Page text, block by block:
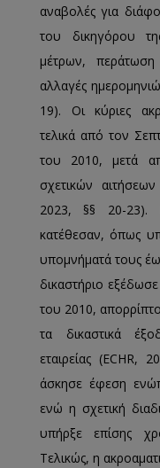
αναβολές για
του δικηγόρου
μέτρων, περάτωση
αλλαγές
19). Οι κύριες
τελικά από τον
του 2010, μετά
σχετικών
2023, §§ 20-23).
κατέθεσαν, όπως
υπομνήματά τους
δικαστήριο
του 2010,
τα δικαστικά
εταιρείας (ECHR,
άσκησε έφεση
ενώ η σχετική
υπήρξε επίσης
Τελικώς, η